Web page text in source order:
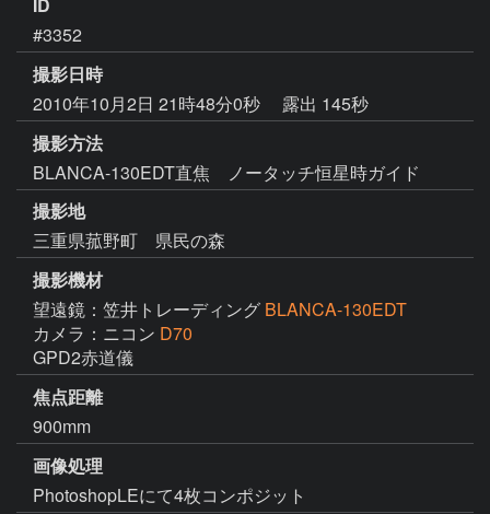
#3352
撮影日時
2010年10月2日 21時48分0秒
露出 145秒
撮影方法
BLANCA-130EDT直焦 ノータッチ恒星時ガイド
撮影地
三重県菰野町 県民の森
撮影機材
望遠鏡：笠井トレーディング BLANCA-130EDT
カメラ：ニコン D70
GPD2赤道儀
焦点距離
900mm
画像処理
PhotoshopLEにて4枚コンポジット